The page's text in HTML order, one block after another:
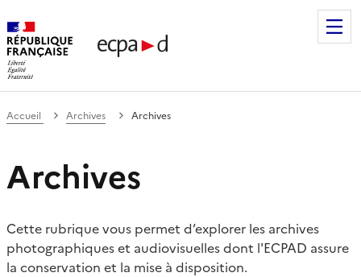
de communication et de production
Accueil Archives Archives
Archives
Cette rubrique vous permet d’explorer les archives
photographiques et audiovisuelles dont l'ECPAD assure
la conservation et la mise à disposition.